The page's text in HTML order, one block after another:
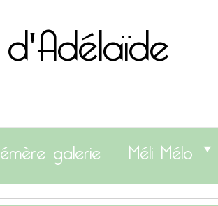
galerie Méli Mélo